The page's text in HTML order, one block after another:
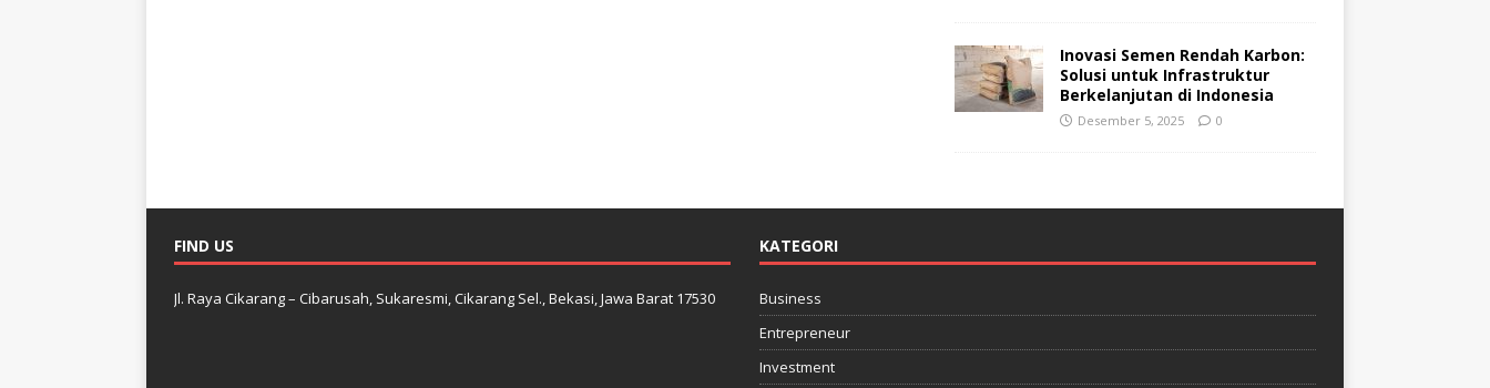
Inovasi Semen Rendah Karbon:
Solusi untuk Infrastruktur
Berkelanjutan di Indonesia
Desember 5, 2025 0
FIND US
Jl. Raya Cikarang – Cibarusah, Sukaresmi, Cikarang Sel., Bekasi, Jawa Barat 17530
KATEGORI
Business
Entrepreneur
Investment